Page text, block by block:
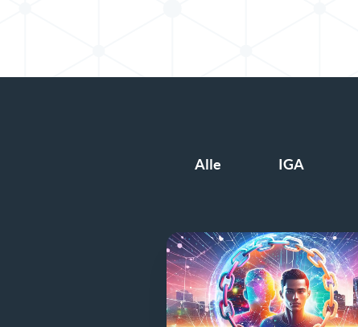
Alle IGA